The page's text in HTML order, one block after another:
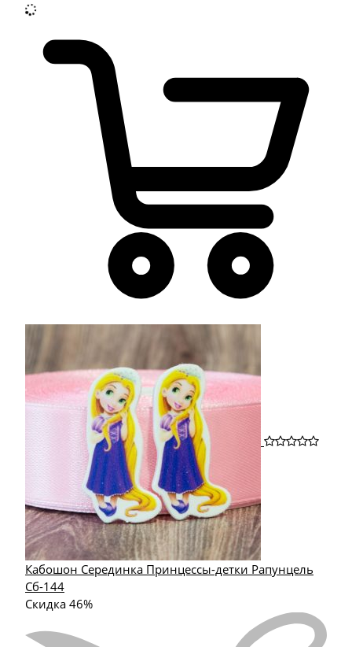
Кабошон Серединка Принцессы-детки Рапунцель
Сб-144
Скидка 46%